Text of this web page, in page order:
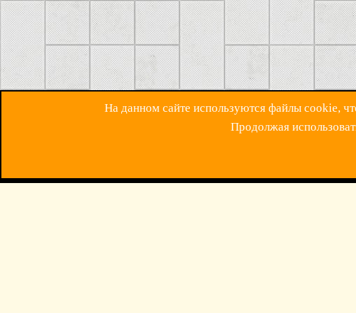
На данном сайте используются файлы cookie,
Продолжая